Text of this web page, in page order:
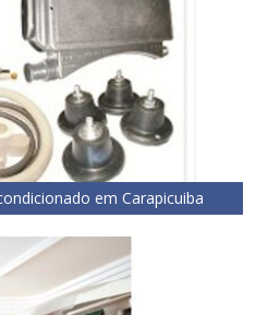
em Carapicuiba